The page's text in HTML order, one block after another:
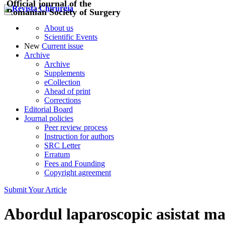
Official journal of the
Romanian Society of Surgery
About us
Scientific Events
New Current issue
Archive
Archive
Supplements
eCollection
Ahead of print
Corrections
Editorial Board
Journal policies
Peer review process
Instruction for authors
SRC Letter
Erratum
Fees and Founding
Copyright agreement
Submit Your Article
Abordul laparoscopic asistat